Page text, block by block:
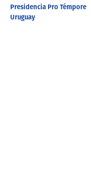
Presidencia Pro Témpore
Uruguay